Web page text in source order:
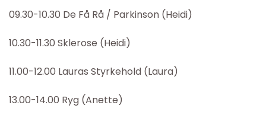
09.30-10.30 De Få Rå / Parkinson (Heidi)
10.30-11.30 Sklerose (Heidi)
11.00-12.00 Lauras Styrkehold (Laura)
13.00-14.00 Ryg (Anette)